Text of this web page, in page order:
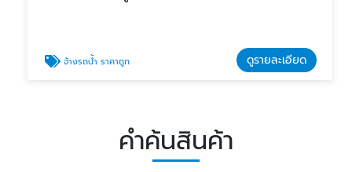
จ้างรถน้ำ ราคาถูก ดูรายละเอียด
คำค้นสินค้า